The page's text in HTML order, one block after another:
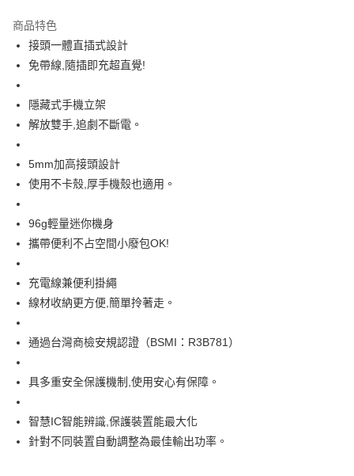
Apple Pay
街口支付
悠遊付
Google Pay
AFTEE先享後付
相關說明
便利好安心！
１．簡單：不需註冊會員、不需綁卡、不需儲值。
３．安心：先確認商品／服務後，再付款。
【「AFTEE先享後付」結帳流程】
１．於結帳方式選擇「AFTEE先享後付」後，將跳轉至「AFTEE先享後付」
結帳頁面，進行簡訊認證並確認金額後，即可完成結帳。
２．訂單成立數日內，您將收到繳費通知簡訊。
ATM／網路銀行／等多元方式進行付款，方視為交易完成。
※ 請注意：結帳手續完成當下不需立刻繳費，但若您需要取消訂單，請聯絡
※ 交易是否成功請以「AFTEE先享後付 」之結帳頁面顯示為準，若有關於
是否繳費成功／繳費後需取消欲退款等相關疑問，請聯繫「AFTEE先享後付
運送方式
宅配(廠商直送🚚)
每筆NT$100，滿NT$590(含以上)免運費
商品特色
接頭一體直插式設計
免帶線,隨插即充超直覺!
隱藏式手機立架
解放雙手,追劇不斷電。
5mm加高接頭設計
使用不卡殼,厚手機殼也適用。
96g輕量迷你機身
攜帶便利不占空間小廢包OK!
充電線兼便利掛繩
線材收納更方便,簡單拎著走。
通過台灣商檢安規認證（BSMI：R3B781）
具多重安全保護機制,使用安心有保障。
智慧IC智能辨識,保護裝置能最大化
針對不同裝置自動調整為最佳輸出功率。